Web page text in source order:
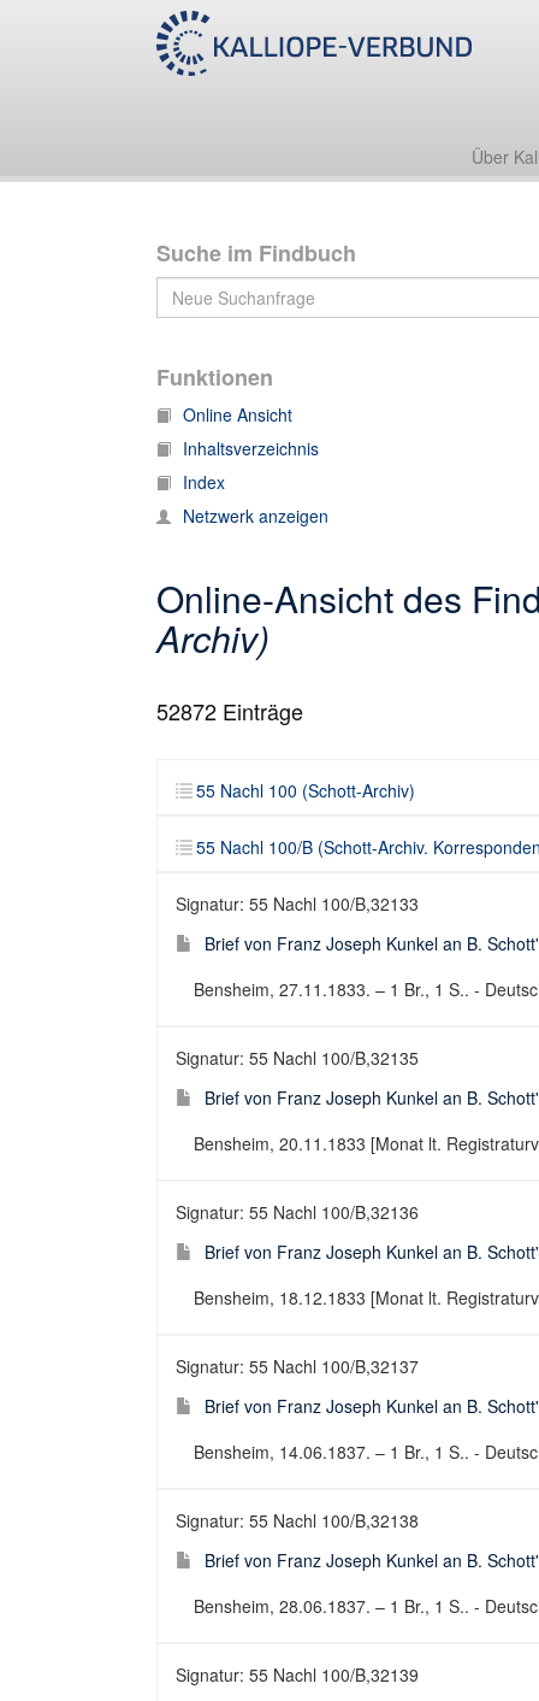
Über
Suche im Findbuch
Funktionen
Online Ansicht
Inhaltsverzeichnis
Index
Netzwerk anzeigen
Online-Ansicht des
Archiv)
52872 Einträge
55 Nachl 100 (Schott-Archiv)
55 Nachl 100/B (Schott-Archiv. Korrespondenz)
55 Nachl 100 (Schott-Archiv)
55 Nachl 100/B (Schott-Archiv.
Signatur: 55 Nachl 100/B,32133
Brief von Franz Joseph Kunkel an B.
Bensheim, 27.11.1833. – 1 Br., 1 S.. -
Signatur: 55 Nachl 100/B,32135
Brief von Franz Joseph Kunkel an B.
Bensheim, 20.11.1833 [Monat lt.
Signatur: 55 Nachl 100/B,32136
Brief von Franz Joseph Kunkel an B.
Bensheim, 18.12.1833 [Monat lt.
Signatur: 55 Nachl 100/B,32137
Brief von Franz Joseph Kunkel an B.
Bensheim, 14.06.1837. – 1 Br., 1 S.. -
Signatur: 55 Nachl 100/B,32138
Brief von Franz Joseph Kunkel an B.
Bensheim, 28.06.1837. – 1 Br., 1 S.. -
Signatur: 55 Nachl 100/B,32139